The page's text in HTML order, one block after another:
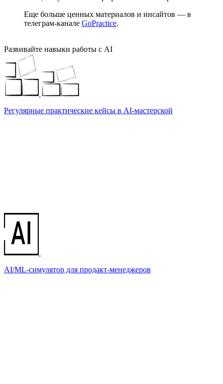
Еще больше ценных материалов и инсайтов — в
телеграм-канале GoPractice.
Развивайте навыки работы с AI
Регулярные практические кейсы в AI-мастерской
AI/ML-симулятор для продакт-менеджеров